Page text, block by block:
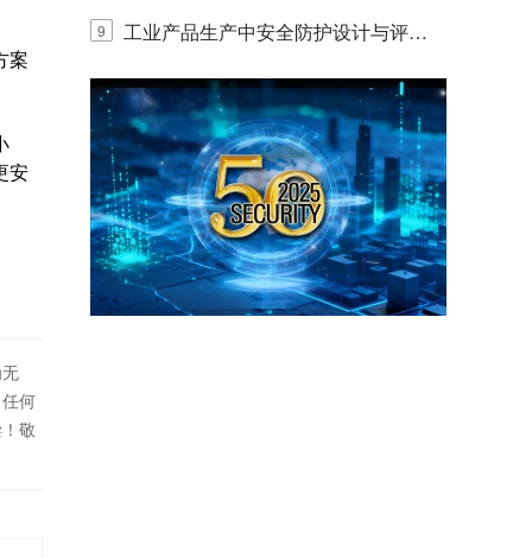
案
安
何
敬
E IQ 3.20开启安防运营智能新时代
9
工业产品生产中安全防护设计与评估
的实践与探讨